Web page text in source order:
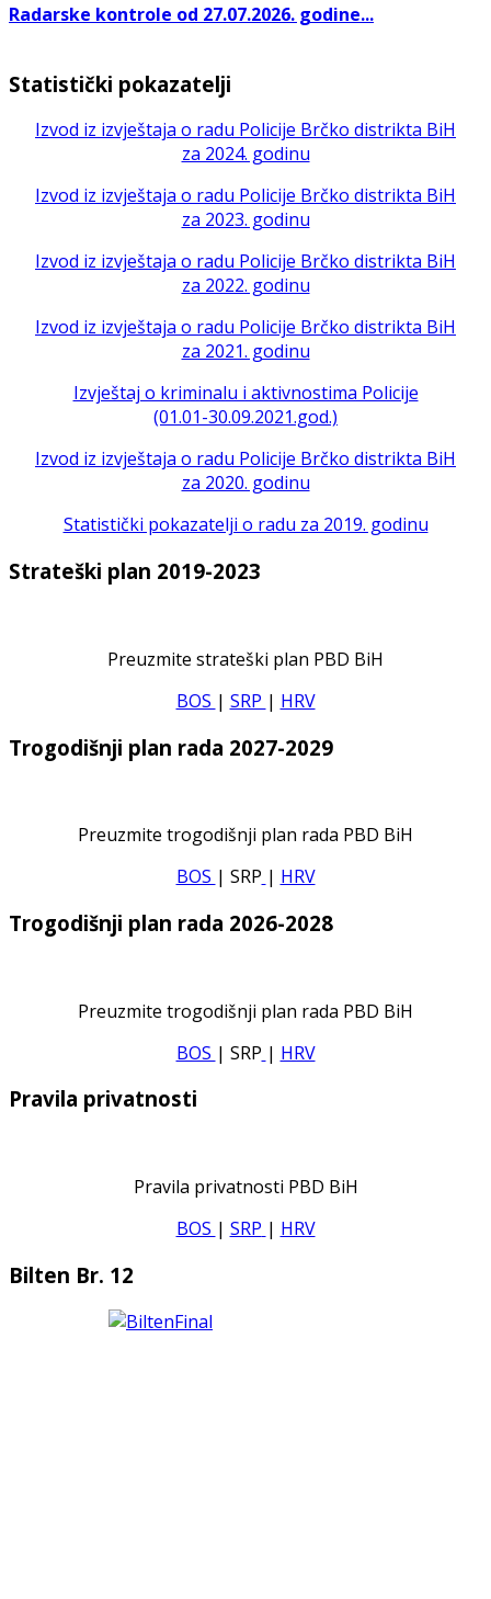
Radarske kontrole od 27.07.2026. godine...
Statistički pokazatelji
Izvod iz izvještaja o radu Policije Brčko distrikta BiH
za 2024. godinu
Izvod iz izvještaja o radu Policije Brčko distrikta BiH
za 2023. godinu
Izvod iz izvještaja o radu Policije Brčko distrikta BiH
za 2022. godinu
Izvod iz izvještaja o radu Policije Brčko distrikta BiH
za 2021. godinu
Izvještaj o kriminalu i aktivnostima Policije
(01.01-30.09.2021.god.)
Izvod iz izvještaja o radu Policije Brčko distrikta BiH
za 2020. godinu
Statistički pokazatelji o radu za 2019. godinu
Strateški plan 2019-2023
Preuzmite strateški plan PBD BiH
BOS | SRP | HRV
Trogodišnji plan rada 2027-2029
Preuzmite trogodišnji plan rada PBD BiH
BOS | SRP | HRV
Trogodišnji plan rada 2026-2028
Preuzmite trogodišnji plan rada PBD BiH
BOS | SRP | HRV
Pravila privatnosti
Pravila privatnosti PBD BiH
BOS | SRP | HRV
Bilten Br. 12